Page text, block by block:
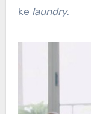
ke laundry.